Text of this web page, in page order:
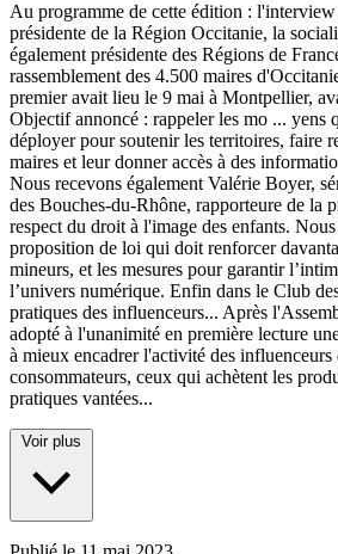
Au programme de cette édition :
présidente de la Région Occitanie, la
également présidente des Régions de
rassemblement des 4.500 maires
premier avait lieu le 9 mai à Montpellier,
Objectif annoncé : rappeler les mo ... yens
déployer pour soutenir les territoires, faire
maires et leur donner accès à des
Nous recevons également Valérie Boyer,
des Bouches-du-Rhône, rapporteure de la
respect du droit à l'image des enfants.
proposition de loi qui doit renforcer
mineurs, et les mesures pour garantir
l’univers numérique. Enfin dans le Club
pratiques des influenceurs... Après
adopté à l'unanimité en première lecture
à mieux encadrer l'activité des
consommateurs, ceux qui achètent les
pratiques vantées...
Voir plus